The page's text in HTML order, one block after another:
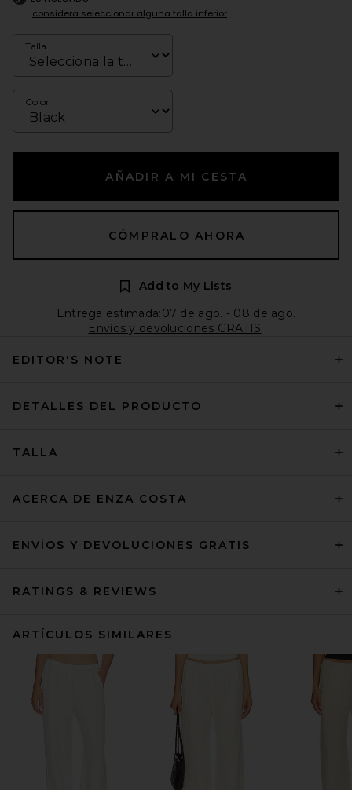
considera seleccionar alguna talla inferior
Talla
Color
AÑADIR A MI CESTA
CÓMPRALO AHORA
Add to My Lists
Entrega estimada:07 de ago. - 08 de ago.
Envíos y devoluciones GRATIS
EDITOR'S NOTE
DETALLES DEL PRODUCTO
TALLA
ACERCA DE ENZA COSTA
ENVÍOS Y DEVOLUCIONES GRATIS
RATINGS & REVIEWS
ARTÍCULOS SIMILARES